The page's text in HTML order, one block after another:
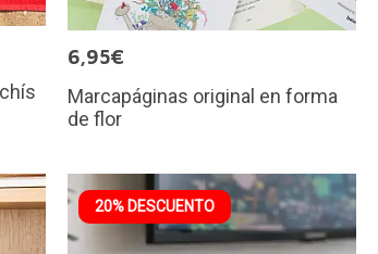
6,95€
Marcapáginas original en forma
de flor
20% DESCUENTO